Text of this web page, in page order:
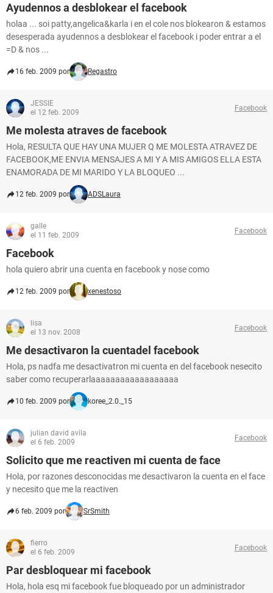
Ayudennos a desblokear el facebook
holaa ... soi patty,angelica&karla i en el cole nos blokearon & estamos
desesperada ayudennos a desblokear el facebook i poder entrar a el
=D & nos ...
16 feb. 2009 por Regastro
JESSIE
el 12 feb. 2009
Facebook
Me molesta atraves de facebook
Hola, RESULTA QUE HAY UNA MUJER Q ME MOLESTA ATRAVEZ DE
FACEBOOK,ME ENVIA MENSAJES A MI Y A MIS AMIGOS ELLA ESTA
ENAMORADA DE MI MARIDO Y LA BLOQUEO ...
12 feb. 2009 por ADSLaura
galle
el 11 feb. 2009
Facebook
Facebook
hola quiero abrir una cuenta en facebook y nose como
12 feb. 2009 por xenestoso
lisa
el 13 nov. 2008
Facebook
Me desactivaron la cuentadel facebook
Hola, ps nadfa me desactivatron mi cuenta en del facebook nesecito
saber como recuperarlaaaaaaaaaaaaaaaaaa
10 feb. 2009 por koree_2.0._15
julian david avila
el 6 feb. 2009
Facebook
Solicito que me reactiven mi cuenta de face
Hola, por razones desconocidas me desactivaron la cuenta en el face
y necesito que me la reactiven
6 feb. 2009 por SrSmith
fierro
el 6 feb. 2009
Facebook
Par desbloquear mi facebook
Hola, hola esq mi facebook fue bloqueado por un administrador